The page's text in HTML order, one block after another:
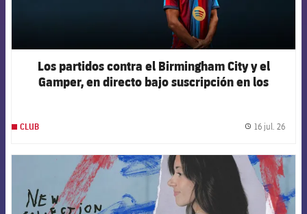
Los partidos contra el Birmingham City y el
Gamper, en directo bajo suscripción en los
CLUB 16 jul. 26
FCB Barcelona badge